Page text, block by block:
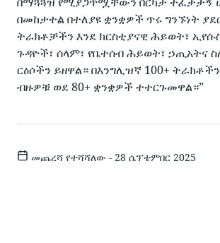
በመከታተል በተለያዩ ቋንቋዎች ጥሩ ግንኙነት
ትራክቶቻችን እንደ ክርስቲያናዊ ሕይወት፣
ጉዳዮች፣ ሰላም፣ የቤተሰብ ሕይወት፣ ኃጢአትና
ርዕሶችን ይዘዋል። በእንግሊዝኛ 100+ ትራክቶችን
ብዙዎቹ ወደ 80+ ቋንቋዎች ተተርጉመዋል።”
መጨረሻ የተሻሻለው - 28 ሴፕቴምበር 2025